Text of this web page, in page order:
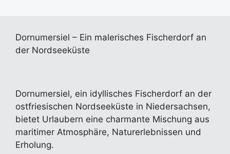
Dornumersiel – Ein malerisches Fischerdorf an
der Nordseeküste
Dornumersiel, ein idyllisches Fischerdorf an der
ostfriesischen Nordseeküste in Niedersachsen,
bietet Urlaubern eine charmante Mischung aus
maritimer Atmosphäre, Naturerlebnissen und
Erholung.